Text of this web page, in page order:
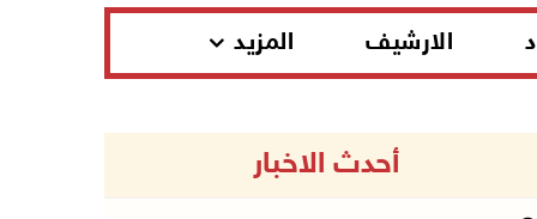
الارشيف المزيد
أحدث الاخبار